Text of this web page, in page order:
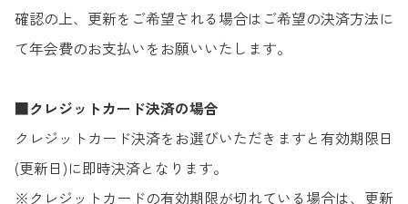
確認の上、更新をご希望される場合はご希望の決済方法に
て年会費のお支払いをお願いいたします。
■クレジットカード決済の場合
クレジットカード決済をお選びいただきますと有効期限日
(更新日)に即時決済となります。
※クレジットカードの有効期限が切れている場合は、更新